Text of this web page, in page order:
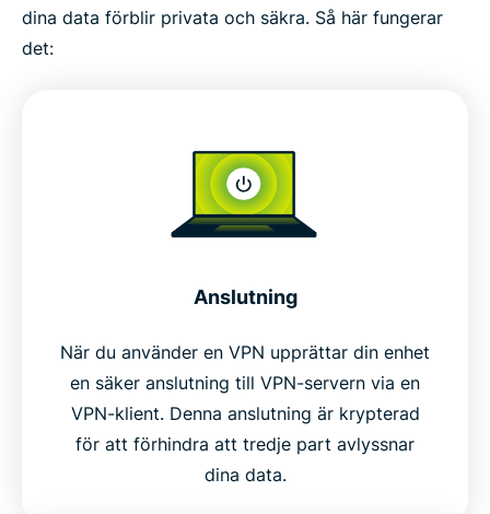
dina data förblir privata och säkra. Så här fungerar
det:
Anslutning
När du använder en VPN upprättar din enhet
en säker anslutning till VPN-servern via en
VPN-klient. Denna anslutning är krypterad
för att förhindra att tredje part avlyssnar
dina data.